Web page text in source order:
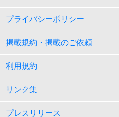
プライバシーポリシー
掲載規約・掲載のご依頼
利用規約
リンク集
プレスリリース